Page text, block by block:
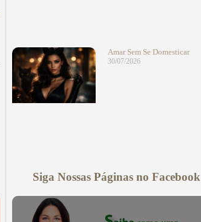
Amar Sem Se Domesticar
30/07/2026
Siga Nossas Páginas no Facebook